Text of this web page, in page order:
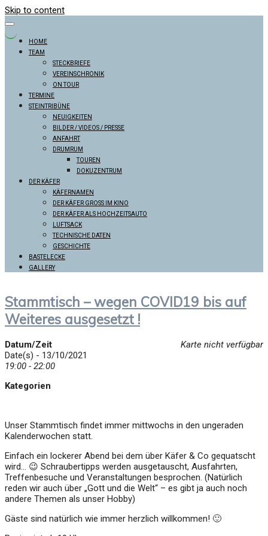
Skip to content
HOME
TEAM
STECKBRIEFE
VEREINSCHRONIK
ON TOUR
TERMINE
STEINTRIBÜNE
NEUIGKEITEN
BILDER / VIDEOS / PRESSE
ANFAHRT
DRUMRUM
TOUREN
DOKUZENTRUM
DER KÄFER
KÄFERNAMEN
DER KÄFER GROSS IM KINO
DER KÄFER ALS HOCHZEITSAUTO
LUFTSACK
TECHNISCHE DATEN
GESCHICHTE
BASTELECKE
GALLERY
Stammtisch – wegen COVID19 bis auf
Weiteres ausgesetzt !
Karte nicht verfügbar
Datum/Zeit
Date(s) - 13/10/2021
19:00 - 22:00
Kategorien
Unser Stammtisch findet immer mittwochs in den ungeraden
Kalenderwochen statt.
Einfach ein lockerer Abend bei dem über Käfer & Co gequatscht
wird… 😉 Schraubertipps werden ausgetauscht, Ausfahrten,
Treffenbesuche und Veranstaltungen besprochen. (Natürlich
reden wir auch über „Gott und die Welt“ – es gibt ja auch noch
andere Themen als unser Hobby)
Gäste sind natürlich wie immer herzlich willkommen! 🙂